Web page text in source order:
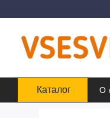
Каталог О